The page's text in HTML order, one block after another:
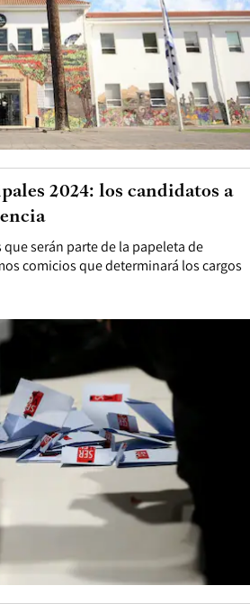
serán parte de la papeleta de
comicios que determinará los cargos
2024: los candidatos a